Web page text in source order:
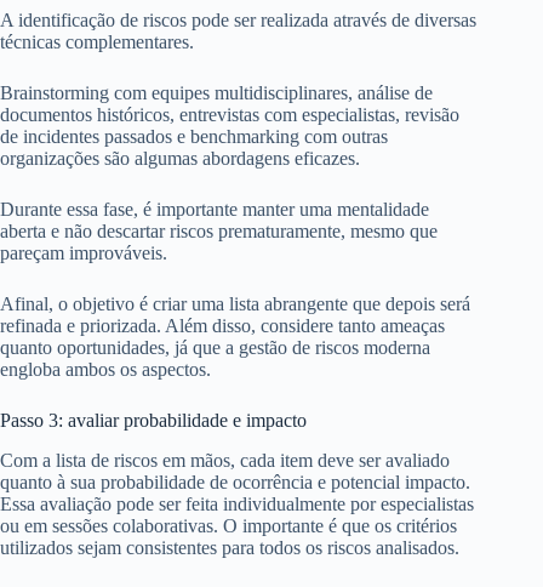
A identificação de riscos pode ser realizada através de diversas
técnicas complementares.
Brainstorming com equipes multidisciplinares, análise de
documentos históricos, entrevistas com especialistas, revisão
de incidentes passados e benchmarking com outras
organizações são algumas abordagens eficazes.
Durante essa fase, é importante manter uma mentalidade
aberta e não descartar riscos prematuramente, mesmo que
pareçam improváveis.
Afinal, o objetivo é criar uma lista abrangente que depois será
refinada e priorizada. Além disso, considere tanto ameaças
quanto oportunidades, já que a gestão de riscos moderna
engloba ambos os aspectos.
Passo 3: avaliar probabilidade e impacto
Com a lista de riscos em mãos, cada item deve ser avaliado
quanto à sua probabilidade de ocorrência e potencial impacto.
Essa avaliação pode ser feita individualmente por especialistas
ou em sessões colaborativas. O importante é que os critérios
utilizados sejam consistentes para todos os riscos analisados.